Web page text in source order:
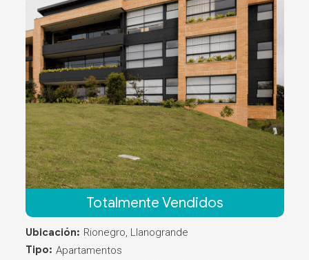
Totalmente Vendidos
Ubicación: Rionegro, Llanogrande
Tipo: Apartamentos